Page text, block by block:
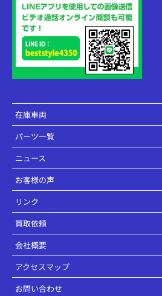
在庫車両
パーツ一覧
ニュース
お客様の声
リンク
買取依頼
会社概要
アクセスマップ
お問い合わせ